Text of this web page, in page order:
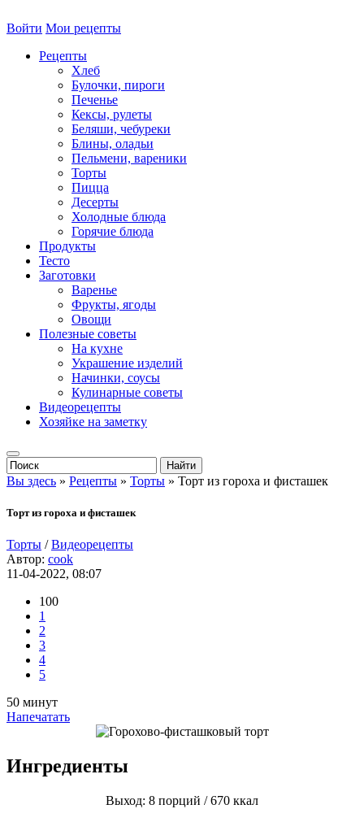
Войти Мои рецепты
Рецепты
Хлеб
Булочки, пироги
Печенье
Кексы, рулеты
Беляши, чебуреки
Блины, оладьи
Пельмени, вареники
Торты
Пицца
Десерты
Холодные блюда
Горячие блюда
Продукты
Тесто
Заготовки
Варенье
Фрукты, ягоды
Овощи
Полезные советы
На кухне
Украшение изделий
Начинки, соусы
Кулинарные советы
Видеорецепты
Хозяйке на заметку
Вы здесь » Рецепты » Торты » Торт из гороха и фисташек
Торт из гороха и фисташек
Торты /Видеорецепты
Автор: cook
11-04-2022, 08:07
100
1
2
3
4
5
50 минут
Напечатать
Ингредиенты
Выход: 8 порций / 670 ккал